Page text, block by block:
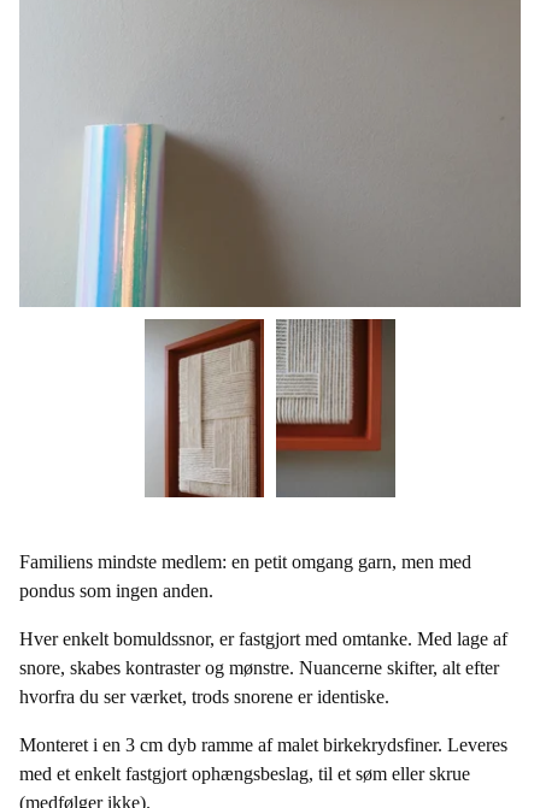
Familiens mindste medlem: en petit omgang garn, men med
pondus som ingen anden.
Hver enkelt bomuldssnor, er fastgjort med omtanke. Med lage af
snore, skabes kontraster og mønstre. Nuancerne skifter, alt efter
hvorfra du ser værket, trods snorene er identiske.
Monteret i en 3 cm dyb ramme af malet birkekrydsfiner. Leveres
med et enkelt fastgjort ophængsbeslag, til et søm eller skrue
(medfølger ikke).